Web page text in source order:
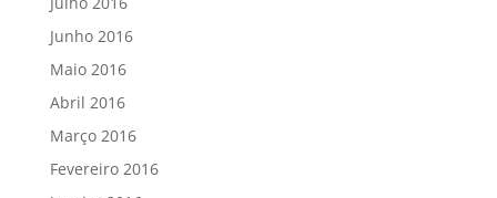
Junho 2016
Maio 2016
Abril 2016
Março 2016
Fevereiro 2016